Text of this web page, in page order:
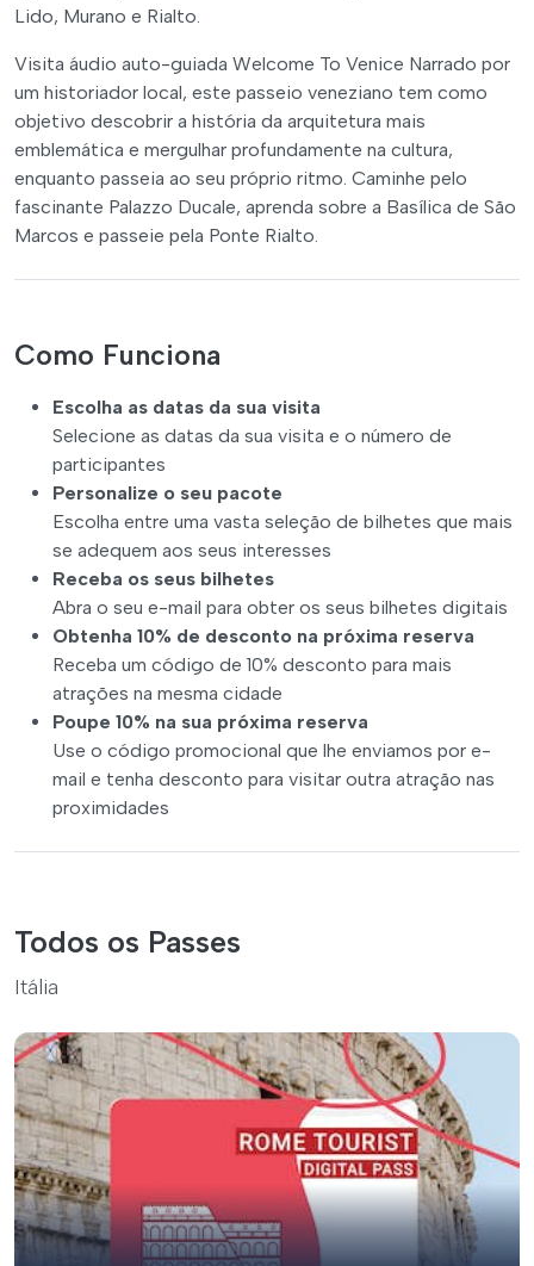
Lido, Murano e Rialto.
Visita áudio auto-guiada Welcome To Venice Narrado por
um historiador local, este passeio veneziano tem como
objetivo descobrir a história da arquitetura mais
emblemática e mergulhar profundamente na cultura,
enquanto passeia ao seu próprio ritmo. Caminhe pelo
fascinante Palazzo Ducale, aprenda sobre a Basílica de São
Marcos e passeie pela Ponte Rialto.
Como Funciona
Escolha as datas da sua visita
Selecione as datas da sua visita e o número de
participantes
Personalize o seu pacote
Escolha entre uma vasta seleção de bilhetes que mais
se adequem aos seus interesses
Receba os seus bilhetes
Abra o seu e-mail para obter os seus bilhetes digitais
Obtenha 10% de desconto na próxima reserva
Receba um código de 10% desconto para mais
atrações na mesma cidade
Poupe 10% na sua próxima reserva
Use o código promocional que lhe enviamos por e-
mail e tenha desconto para visitar outra atração nas
proximidades
Todos os Passes
Itália